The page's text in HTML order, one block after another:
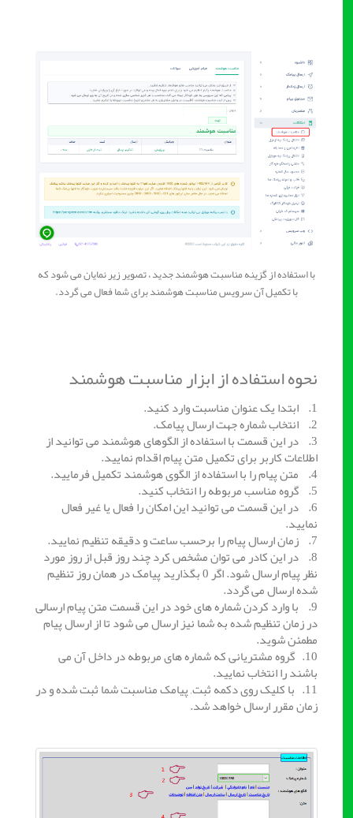
با استفاده از گزینه مناسبت هوشمند جدید ، تصویر زیر نمایان می شود که
با تکمیل آن سرویس مناسبت هوشمند برای شما فعال می گردد.
نحوه استفاده از ابزار مناسبت هوشمند
3. در این قسمت با استفاده از الگوهای هوشمند می توانید از
اطلاعات کاربر برای تکمیل متن پیام اقدام نمایید.
6. در این قسمت می توانید این امکان را فعال یا غیر فعال
نمایید.
8. در این کادر می توان مشخص کرد چند روز قبل از روز مورد
نظر پیام ارسال شود. اگر 0 بگذارید پیامک در همان روز تنظیم
شده ارسال می گردد.
9. با وارد کردن شماره های خود در این قسمت متن پیام ارسالی
در زمان تنظیم شده به شما نیز ارسال می شود تا از ارسال پیام
مطمئن شوید.
10. گروه مشتریانی که شماره های مربوطه در داخل آن می
باشند را انتخاب نمایید.
11. با کلیک روی دکمه ثبت, پیامک مناسبت شما ثبت شده و در
زمان مقرر ارسال خواهد شد.